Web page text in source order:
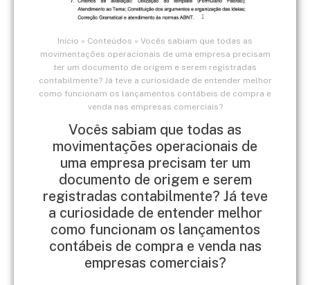
Início » Conteúdos » Vocês sabiam que todas as
movimentações operacionais de uma empresa precisam
ter um documento de origem e serem registradas
contabilmente? Já teve a curiosidade de entender melhor
como funcionam os lançamentos contábeis de compra e
venda nas empresas comerciais?
Vocês sabiam que todas as
movimentações operacionais de
uma empresa precisam ter um
documento de origem e serem
registradas contabilmente? Já teve
a curiosidade de entender melhor
como funcionam os lançamentos
contábeis de compra e venda nas
empresas comerciais?